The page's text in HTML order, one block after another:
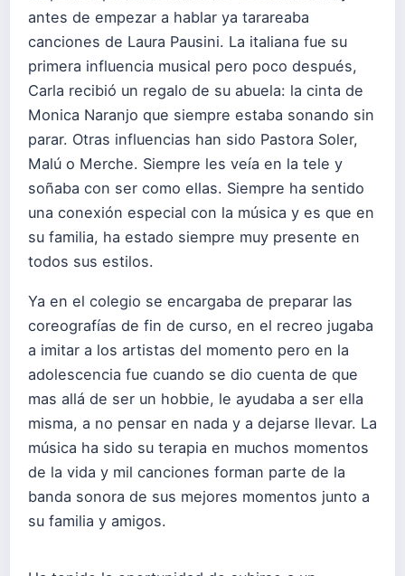
antes de empezar a hablar ya tarareaba
canciones de Laura Pausini. La italiana fue su
primera influencia musical pero poco después,
Carla recibió un regalo de su abuela: la cinta de
Monica Naranjo que siempre estaba sonando sin
parar. Otras influencias han sido Pastora Soler,
Malú o Merche. Siempre les veía en la tele y
soñaba con ser como ellas. Siempre ha sentido
una conexión especial con la música y es que en
su familia, ha estado siempre muy presente en
todos sus estilos.
Ya en el colegio se encargaba de preparar las
coreografías de fin de curso, en el recreo jugaba
a imitar a los artistas del momento pero en la
adolescencia fue cuando se dio cuenta de que
mas allá de ser un hobbie, le ayudaba a ser ella
misma, a no pensar en nada y a dejarse llevar. La
música ha sido su terapia en muchos momentos
de la vida y mil canciones forman parte de la
banda sonora de sus mejores momentos junto a
su familia y amigos.